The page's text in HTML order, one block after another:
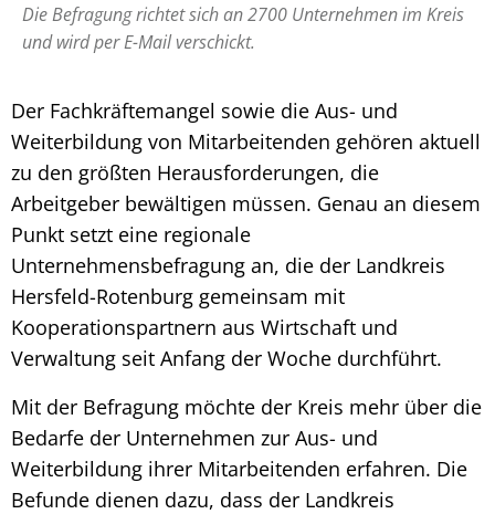
Die Befragung richtet sich an 2700 Unternehmen im Kreis
und wird per E-Mail verschickt.
Der Fachkräftemangel sowie die Aus- und
Weiterbildung von Mitarbeitenden gehören aktuell
zu den größten Herausforderungen, die
Arbeitgeber bewältigen müssen. Genau an diesem
Punkt setzt eine regionale
Unternehmensbefragung an, die der Landkreis
Hersfeld-Rotenburg gemeinsam mit
Kooperationspartnern aus Wirtschaft und
Verwaltung seit Anfang der Woche durchführt.
Mit der Befragung möchte der Kreis mehr über die
Bedarfe der Unternehmen zur Aus- und
Weiterbildung ihrer Mitarbeitenden erfahren. Die
Befunde dienen dazu, dass der Landkreis